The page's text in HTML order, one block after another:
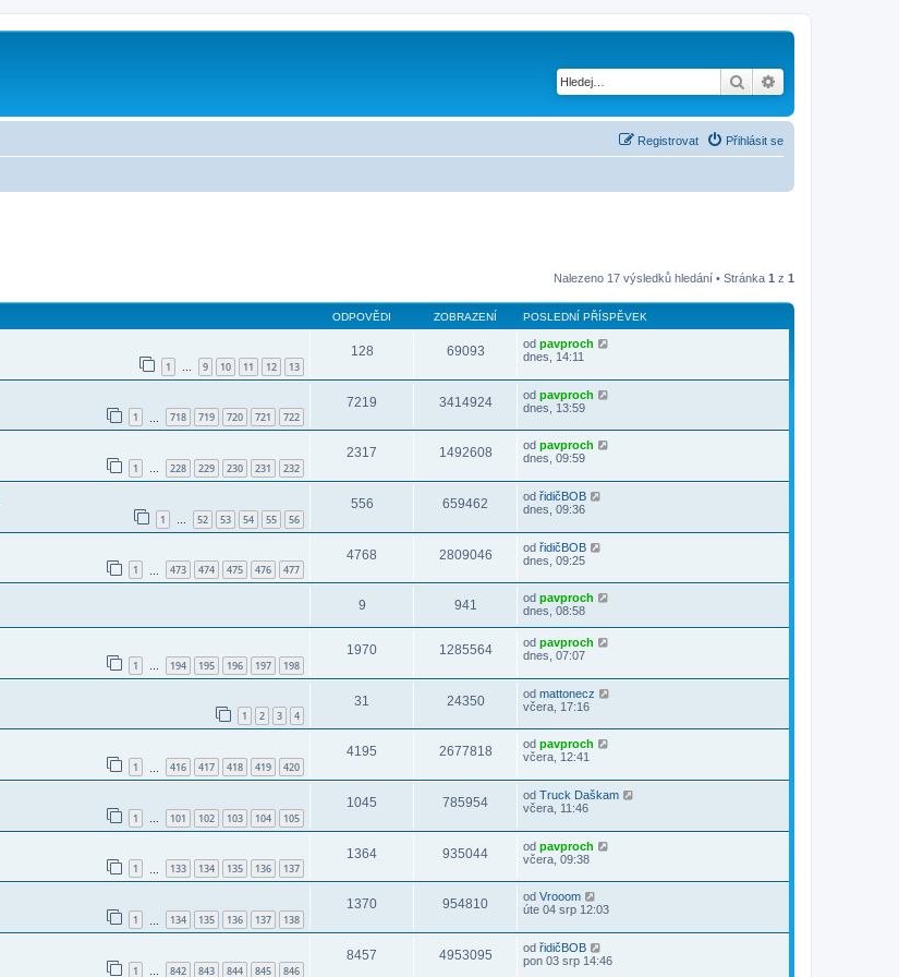
Hledat
Přihlásit se
Registrovat
Nalezeno 17 výsledků hledání • Stránka 1 z 1
ODPOVĚDI ZOBRAZENÍ POSLEDNÍ PŘÍSPĚVEK
1 … 9 10 11 12 13
128 69093 od pavproch
dnes, 14:11
1 718 719 720 721 722
7219 3414924 od pavproch
dnes, 13:59
1 … 228 229 230 231 232
2317 1492608 od pavproch
dnes, 09:59
1 … 52 53 54 55 56
556 659462 od řidičBOB
dnes, 09:36
1 473 474 475 476 477
4768 2809046 od řidičBOB
dnes, 09:25
9 941 od pavproch
dnes, 08:58
1 … 194 195 196 197 198
1970 1285564 od pavproch
dnes, 07:07
1 2 3 4
31 24350 od mattonecz
včera, 17:16
1 416 417 418 419 420
4195 2677818 od pavproch
včera, 12:41
1 … 101 102 103 104 105
1045 785954 od Truck Daškam
včera, 11:46
1 133 134 135 136 137
1364 935044 od pavproch
včera, 09:38
1 134 135 136 137 138
1370 954810 od Vrooom
úte 04 srp 12:03
1 … 842 843 844 845 846
8457 4953095 od řidičBOB
pon 03 srp 14:46